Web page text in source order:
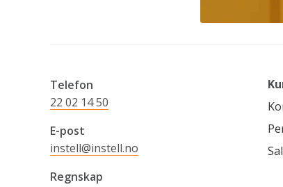
Telefon
22 02 14 50
E-post
instell@instell.no
Regnskap